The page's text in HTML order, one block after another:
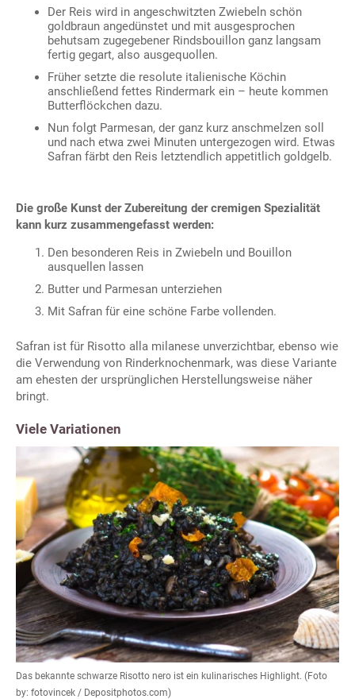
Der Reis wird in angeschwitzten Zwiebeln schön
goldbraun angedünstet und mit ausgesprochen
behutsam zugegebener Rindsbouillon ganz langsam
fertig gegart, also ausgequollen.
Früher setzte die resolute italienische Köchin
anschließend fettes Rindermark ein – heute kommen
Butterflöckchen dazu.
Nun folgt Parmesan, der ganz kurz anschmelzen soll
und nach etwa zwei Minuten untergezogen wird. Etwas
Safran färbt den Reis letztendlich appetitlich goldgelb.
Die große Kunst der Zubereitung der cremigen Spezialität
kann kurz zusammengefasst werden:
Den besonderen Reis in Zwiebeln und Bouillon
ausquellen lassen
Butter und Parmesan unterziehen
Mit Safran für eine schöne Farbe vollenden.
Safran ist für Risotto alla milanese unverzichtbar, ebenso wie
die Verwendung von Rinderknochenmark, was diese Variante
am ehesten der ursprünglichen Herstellungsweise näher
bringt.
Viele Variationen
Das bekannte schwarze Risotto nero ist ein kulinarisches Highlight. (Foto
by: fotovincek / Depositphotos.com)